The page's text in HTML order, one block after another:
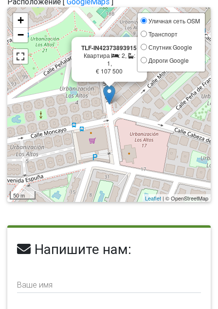
TLF-IN42373893915
Квартира : 2,
:
1,
€ 107 500
×
+
−
Уличная сеть OSM
Транспорт
Спутник Google
Дороги Google
50 m Leaflet | © OpenStreetMap
Напишите нам:
Ваше имя